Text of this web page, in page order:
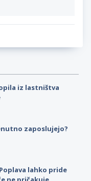
iz lastništva
zaposlujejo?
lahko pride